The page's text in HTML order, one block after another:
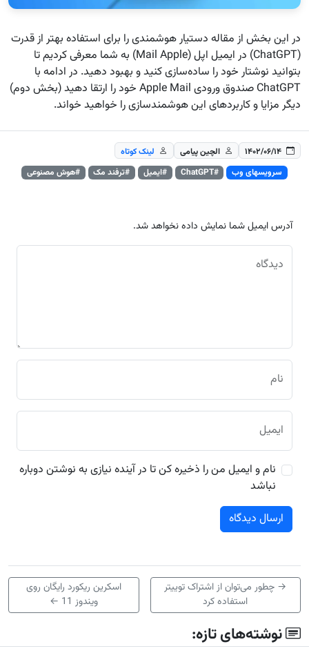
در این بخش از مقاله دستیار هوشمندی را برای استفاده بهتر از قدرت
(ChatGPT) در ایمیل اپل (Mail Apple) به شما معرفی کردیم تا
بتوانید نوشتار خود را ساده‌سازی کنید و بهبود دهید. در ادامه با
ChatGPT صندوق ورودی Apple Mail خود را ارتقا دهید (بخش دوم)
دیگر مزایا و کاربردهای این هوشمندسازی را خواهید خواند.
۱۴۰۲/۰۶/۱۴ الچین پیامی
لینک کوتاه
سرویسهای وب
#ChatGPT #ایمیل #ترفند مک #هوش مصنوعی
آدرس ایمیل شما نمایش داده نخواهد شد.
دیدگاه
نام
ایمیل
نام و ایمیل من را ذخیره کن تا در آینده نیازی به نوشتن دوباره
نباشد
→ چطور می‌توان از اشتراک توییتر
استفاده کرد
اسکرین ریکورد رایگان روی
ویندوز 11
←
نوشته‌های تازه: